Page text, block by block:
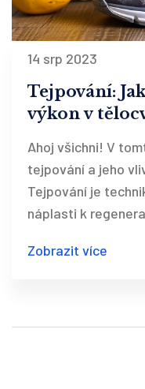
14 srp 2023
Tejpování:
výkon v
Ahoj všichni! V
tejpování a jeho
Tejpování je
náplasti k
váš trénink na
Zobrazit více